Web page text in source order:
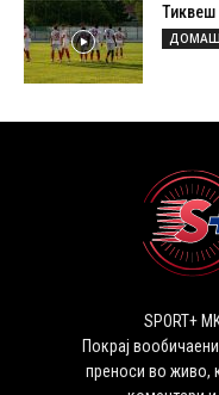
Тиквеш
SPORT+
Покрај
преноси во живо,